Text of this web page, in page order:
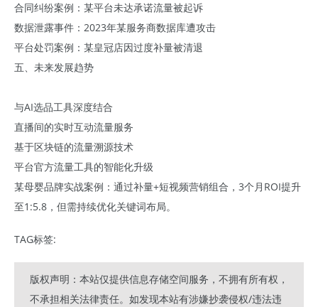
合同纠纷案例：某平台未达承诺流量被起诉
数据泄露事件：2023年某服务商数据库遭攻击
平台处罚案例：某皇冠店因过度补量被清退
五、未来发展趋势
与AI选品工具深度结合
直播间的实时互动流量服务
基于区块链的流量溯源技术
平台官方流量工具的智能化升级
某母婴品牌实战案例：通过补量+短视频营销组合，3个月ROI提升
至1:5.8，但需持续优化关键词布局。
TAG标签:
版权声明：本站仅提供信息存储空间服务，不拥有所有权，
不承担相关法律责任。如发现本站有涉嫌抄袭侵权/违法违